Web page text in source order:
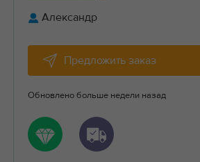
Александр
Предложить заказ
Обновлено больше недели назад